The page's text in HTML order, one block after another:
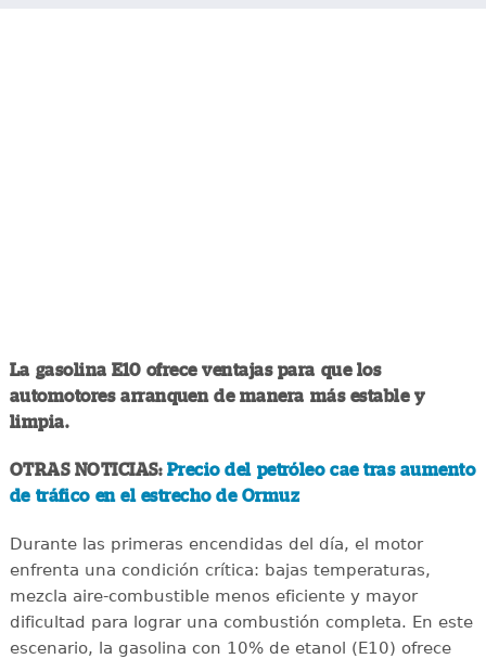
La gasolina E10 ofrece ventajas para que los
automotores arranquen de manera más estable y
limpia.
OTRAS NOTICIAS: Precio del petróleo cae tras aumento
de tráfico en el estrecho de Ormuz
Durante las primeras encendidas del día, el motor
enfrenta una condición crítica: bajas temperaturas,
mezcla aire-combustible menos eficiente y mayor
dificultad para lograr una combustión completa. En este
escenario, la gasolina con 10% de etanol (E10) ofrece